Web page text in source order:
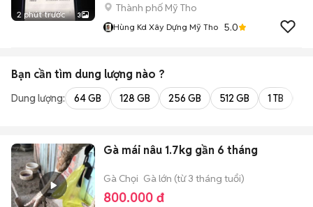
2 phút trước 3
Thành phố Mỹ Tho
Hùng Kd Xây Dựng Mỹ Tho 5.0
Bạn cần tìm dung lượng nào ?
Dung lượng: 64 GB 128 GB 256 GB 512 GB 1 TB
Gà mái nâu 1.7kg gần 6 tháng
Gà Chọi Gà lớn (từ 3 tháng tuổi)
800.000 đ